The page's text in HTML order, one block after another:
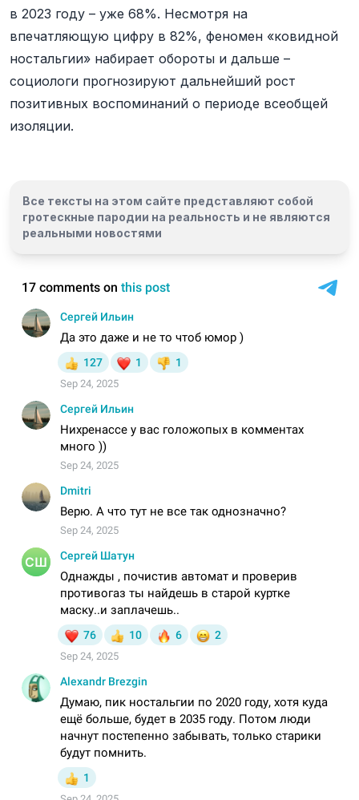
в 2023 году – уже 68%. Несмотря на
впечатляющую цифру в 82%, феномен «ковидной
ностальгии» набирает обороты и дальше –
социологи прогнозируют дальнейший рост
позитивных воспоминаний о периоде всеобщей
изоляции.
Все тексты на этом сайте представляют собой
гротескные пародии на реальность и не являются
реальными новостями